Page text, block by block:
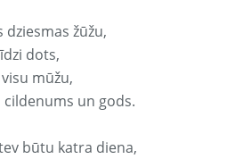
žūžu,
dots,
mūžu,
un gods.
būtu katra diena,